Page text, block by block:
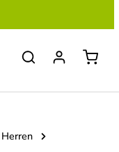
Herren